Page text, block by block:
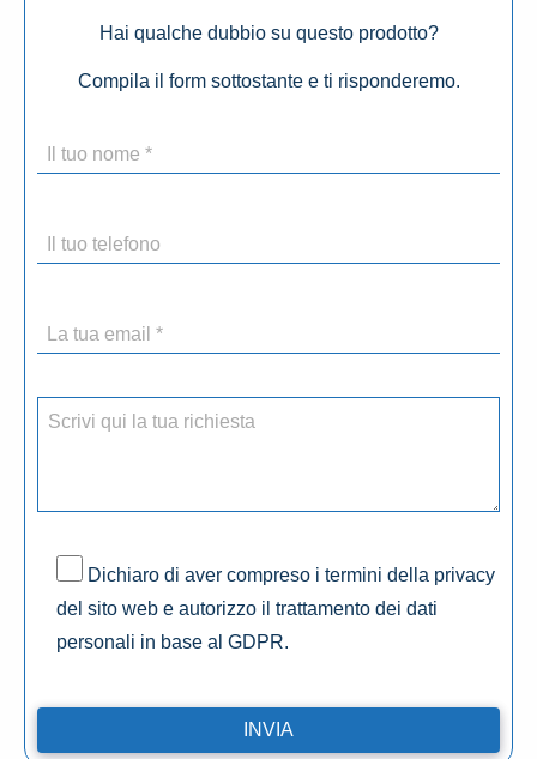
Hai qualche dubbio su questo prodotto?
Compila il form sottostante e ti risponderemo.
Dichiaro di aver compreso i termini della privacy
del sito web e autorizzo il trattamento dei dati
personali in base al GDPR.